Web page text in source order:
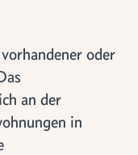
oder
an der
in